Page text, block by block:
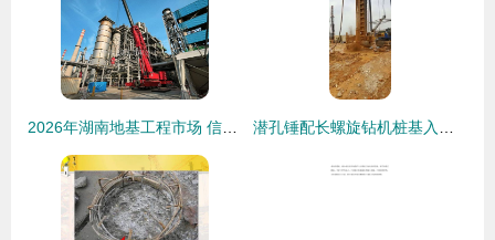
2026年湖南地基工程市场 信誉与实力俱佳的热门服务商综合推荐 潜孔锤配长螺旋钻机桩基入岩施工技术详解及设备赏析